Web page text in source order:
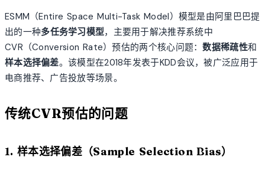
ESMM（Entire Space Multi-Task Model）模型是由阿里巴巴提
出的一种多任务学习模型，主要用于解决推荐系统中
CVR（Conversion Rate）预估的两个核心问题：数据稀疏性和
样本选择偏差。该模型在2018年发表于KDD会议，被广泛应用于
电商推荐、广告投放等场景。
传统CVR预估的问题
1. 样本选择偏差（Sample Selection Bias）